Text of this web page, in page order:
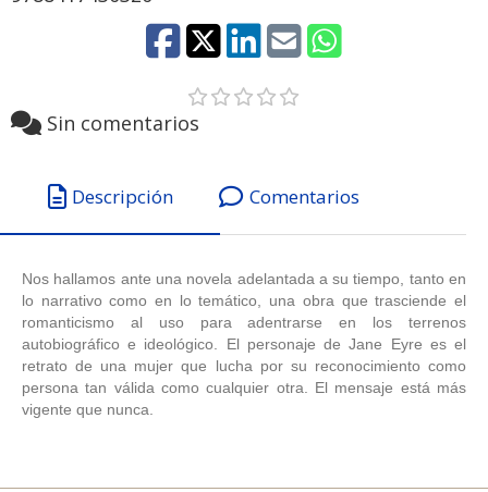
Sin comentarios
Descripción Comentarios
Nos hallamos ante una novela adelantada a su tiempo, tanto en
lo narrativo como en lo temático, una obra que trasciende el
romanticismo al uso para adentrarse en los terrenos
autobiográfico e ideológico. El personaje de Jane Eyre es el
retrato de una mujer que lucha por su reconocimiento como
persona tan válida como cualquier otra. El mensaje está más
vigente que nunca.